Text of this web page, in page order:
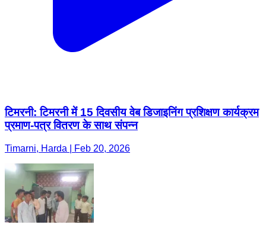
टिमरनी: टिमरनी में 15 दिवसीय वेब डिजाइनिंग प्रशिक्षण कार्यक्रम
प्रमाण-पत्र वितरण के साथ संपन्न
Timarni, Harda | Feb 20, 2026